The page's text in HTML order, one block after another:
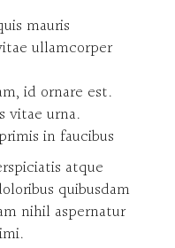
mauris
ullamcorper
id ornare est.
vitae urna.
in faucibus
atque
quibusdam
nihil aspernatur